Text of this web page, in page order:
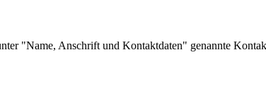
"Name, Anschrift und Kontaktdaten" genannte